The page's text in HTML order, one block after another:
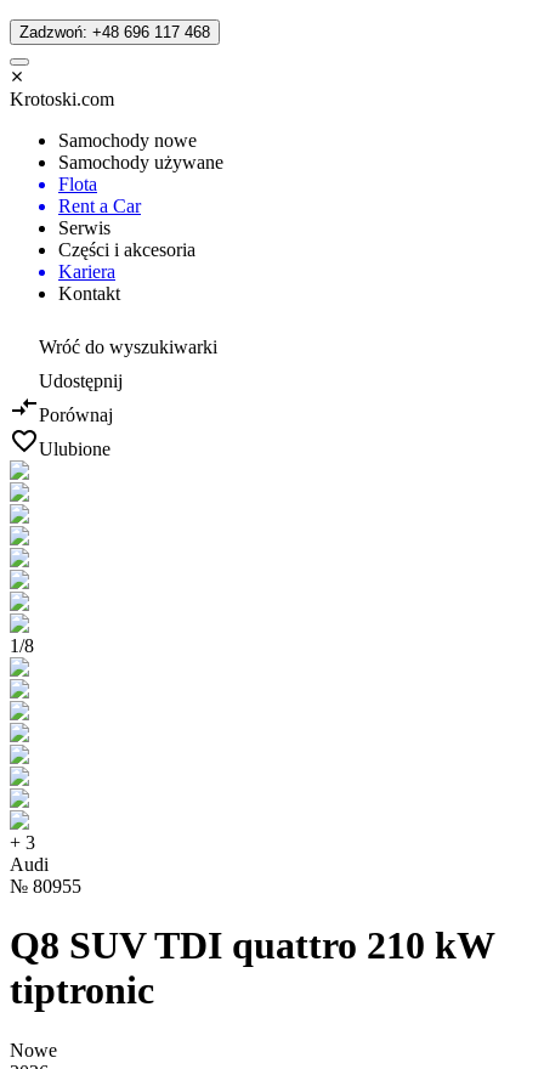
Zadzwoń: +48 696 117 468
Krotoski.com
Samochody nowe
Samochody używane
Flota
Rent a Car
Serwis
Części i akcesoria
Kariera
Kontakt
Wróć do wyszukiwarki
Udostępnij
Porównaj
Ulubione
1/8
+ 3
Audi
№ 80955
Q8 SUV TDI quattro 210 kW
tiptronic
Nowe